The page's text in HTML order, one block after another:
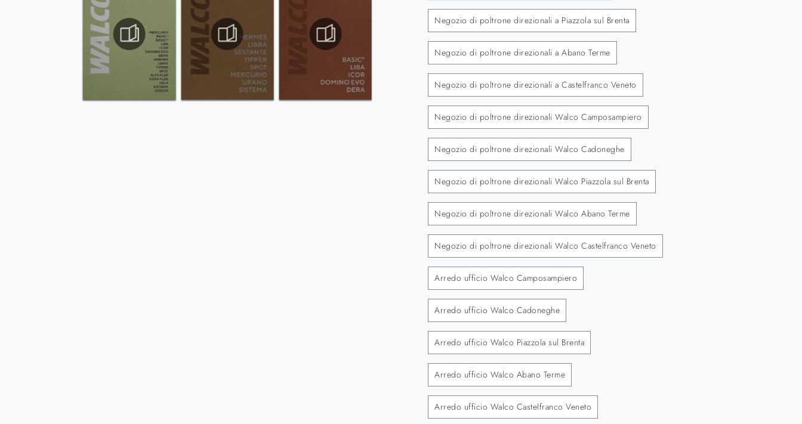
Negozio di poltrone direzionali a Piazzola sul Brenta
Negozio di poltrone direzionali a Abano Terme
Negozio di poltrone direzionali a Castelfranco Veneto
Negozio di poltrone direzionali Walco Camposampiero
Negozio di poltrone direzionali Walco Cadoneghe
Negozio di poltrone direzionali Walco Piazzola sul Brenta
Negozio di poltrone direzionali Walco Abano Terme
Negozio di poltrone direzionali Walco Castelfranco Veneto
Arredo ufficio Walco Camposampiero
Arredo ufficio Walco Cadoneghe
Arredo ufficio Walco Piazzola sul Brenta
Arredo ufficio Walco Abano Terme
Arredo ufficio Walco Castelfranco Veneto